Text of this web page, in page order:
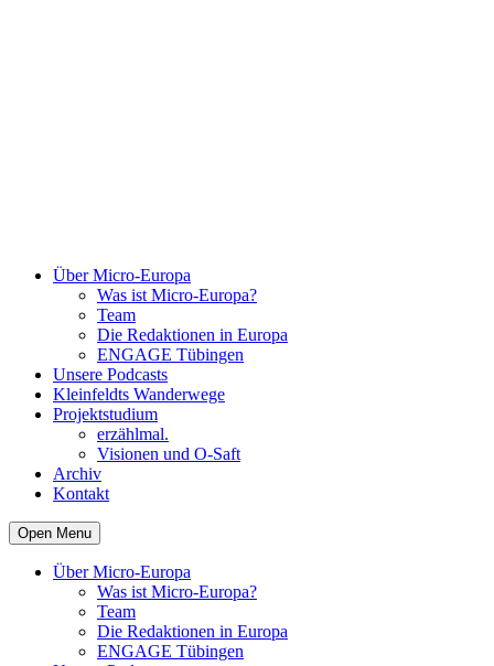
Über Micro-Europa
Was ist Micro-Europa?
Team
Die Redaktionen in Europa
ENGAGE Tübingen
Unsere Podcasts
Kleinfeldts Wanderwege
Projektstudium
erzählmal.
Visionen und O-Saft
Archiv
Kontakt
Open Menu
Über Micro-Europa
Was ist Micro-Europa?
Team
Die Redaktionen in Europa
ENGAGE Tübingen